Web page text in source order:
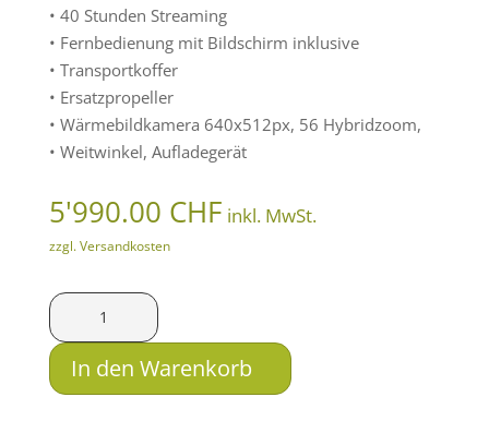
• 40 Stunden Streaming
• Fernbedienung mit Bildschirm inklusive
• Transportkoffer
• Ersatzpropeller
• Wärmebildkamera 640x512px, 56 Hybridzoom,
• Weitwinkel, Aufladegerät
5'990.00 CHF inkl. MwSt.
zzgl. Versandkosten
DJI
Matrice
4
Thermal
In den Warenkorb